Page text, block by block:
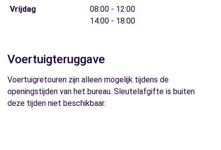
Vrijdag
08:00 - 12:00
14:00 - 18:00
Voertuigteruggave
Voertuigretouren zijn alleen mogelijk tijdens de
openingstijden van het bureau. Sleutelafgifte is buiten
deze tijden niet beschikbaar.